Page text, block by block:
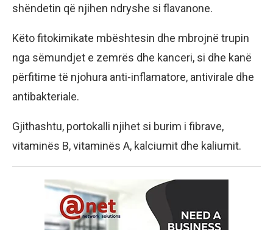
shëndetin që njihen ndryshe si flavanone.
Këto fitokimikate mbështesin dhe mbrojnë trupin
nga sëmundjet e zemrës dhe kanceri, si dhe kanë
përfitime të njohura anti-inflamatore, antivirale dhe
antibakteriale.
Gjithashtu, portokalli njihet si burim i fibrave,
vitaminës B, vitaminës A, kalciumit dhe kaliumit.